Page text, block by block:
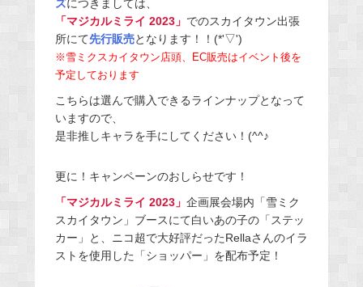
ズにつきましては、
「マジカルミライ 2023」 でのスカイタウン出張
所にて​​先行販売となります！！(*'▽')
※雪ミクスカイタウン店頭、EC販売はイベント後を
予定しております
こちらは選んで購入できるラインナップとなって
いますので、
是非推しキャラを手にしてください！(^^♪
更に！キャンペーンのおしらせです！
「マジカルミライ 2023」 企画展会場内「雪ミク
スカイタウン」ブースにて白いあの子の「ステッ
カー」と、ニコ超で大好評だったRellaさんのイラ
ストを使用した「ショッパー」を配布予定！